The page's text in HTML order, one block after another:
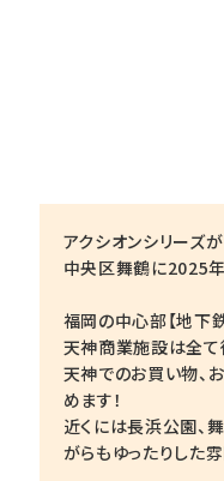
アクシオンシリーズが
中央区舞鶴に2025年
福岡の中心部【地
天神商業施設は全
天神でのお買い物、
めます！
近くには長浜公園、
がらもゆったりした